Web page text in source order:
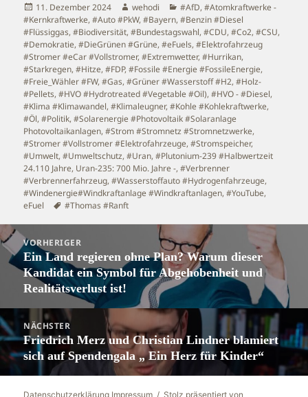
Veröffentlicht
am
11. Dezember 2024 Autor
wehodi Kategorien
#AfD,#Atomkraftwerke -
#Kernkraftwerke,#Auto #PkW,#Bayern,#Benzin #Diesel
#Flüssiggas,#Biodiversität,#Bundestagswahl,#CDU,#Co2,#CSU,
#Demokratie,#DieGrünen #Grüne,#eFuels,#Elektrofahrzeug
#Stromer #eCar #Vollstromer,#Extremwetter, #Hurrikan,
#Starkregen, #Hitze,#FDP,#Fossile #Energie #FossileEnergie,
#Freie_Wähler #FW,#Gas,#Grüner #Wasserstoff #H2,#Holz-
#Pellets,#HVO #Hydrotreated #Vegetable #Oil),#HVO - #Diesel,
#Klima #Klimawandel,#Klimaleugner,#Kohle #Kohlekraftwerke,
#Öl,#Politik,#Solarenergie #Photovoltaik #Solaranlage
Photovoltaikanlagen,#Strom #Stromnetz #Stromnetzwerke,
#Stromer #Vollstromer #Elektrofahrzeuge,#Stromspeicher,
#Umwelt,#Umweltschutz,#Uran, #Plutonium-239 #Halbwertzeit
24.110 Jahre, Uran-235: 700 Mio. Jahre -,#Verbrenner
#Verbrennerfahrzeug,#Wasserstoffauto #Hydrogenfahrzeuge,
#Windenergie#Windkraftanlage #Windkraftanlagen,#YouTube,
eFuel
Schlagwörter
#Thomas #Ranft
Beitragsnavigation
VORHERIGER
Vorheriger
Beitrag:
Ein Land regieren ohne Plan? Warum dieser
Kandidat ein Symbol für Abgehobenheit und
Realitätsverlust ist!
NÄCHSTER
Nächster
Beitrag:
Friedrich Merz und Christian Lindner blamiert
sich auf Spendengala „ Ein Herz für Kinder“
Datenschutzerklärung Impressum Stolz präsentiert von